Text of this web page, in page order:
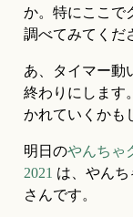
か。特にここで
調べてみてくだ
あ、タイマー動
終わりにします
かれていくかも
明日のやんちゃ
2021 は、やん
さんです。